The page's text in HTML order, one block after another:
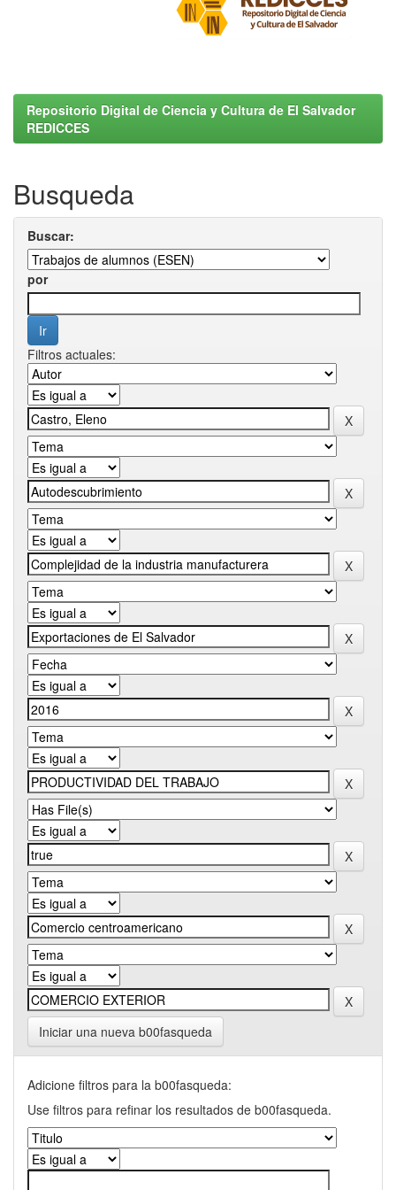
Repositorio Digital de Ciencia y Cultura de El Salvador
REDICCES
Busqueda
Buscar:
por
Filtros actuales:
Iniciar una nueva b00fasqueda
Adicione filtros para la b00fasqueda:
Use filtros para refinar los resultados de b00fasqueda.